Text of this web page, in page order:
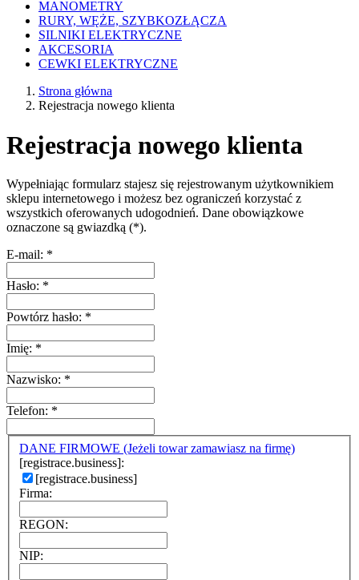
MANOMETRY
RURY, WĘŻE, SZYBKOZŁĄCZA
SILNIKI ELEKTRYCZNE
AKCESORIA
CEWKI ELEKTRYCZNE
Strona główna
Rejestracja nowego klienta
Rejestracja nowego klienta
Wypełniając formularz stajesz się rejestrowanym użytkownikiem
sklepu internetowego i możesz bez ograniczeń korzystać z
wszystkich oferowanych udogodnień. Dane obowiązkowe
oznaczone są gwiazdką (*).
E-mail: *
Hasło: *
Powtórz hasło: *
Imię: *
Nazwisko: *
Telefon: *
DANE FIRMOWE (Jeżeli towar zamawiasz na firmę)
[registrace.business]:
[registrace.business]
Firma:
REGON:
NIP: